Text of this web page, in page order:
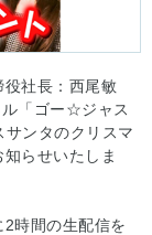
社長：西尾敏
「ゴー☆ジャス
ンタのクリスマ
らせいたしま
時間の生配信を